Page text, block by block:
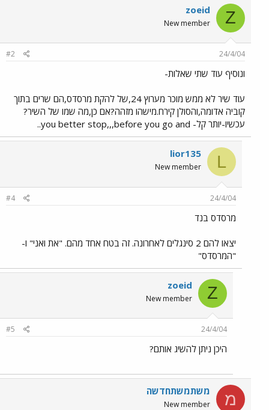
Z
zoeid
New member
24/4/04
#2
ונוסיף עוד שתי שאלות-
עוד שיר לא ממש מוכר מערוץ 24,של להקת מרסדס,הם שרים בתוך
קוביה אדומה,והסולן קירח.מישהו מזהה?אם כן,מה שמו של השיר?
עכשיו-יותר קל- you better stop,,,before you go and..
L
lior135
New member
24/4/04
#4
מרסדס בנד
יצאו להם 2 סינגלים לאחרונה. זה בטח אחד מהם. "את ואני" ו-
"המרסדס"
Z
zoeid
New member
24/4/04
#5
היכן ניתן להשיג אותם?
מ משתמשתחדשה
New member